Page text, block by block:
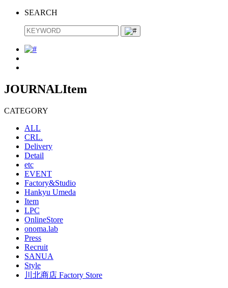
SEARCH
JOURNALItem
CATEGORY
ALL
CRL.
Delivery
Detail
etc
EVENT
Factory&Studio
Hankyu Umeda
Item
LPC
OnlineStore
onoma.lab
Press
Recruit
SANUA
Style
川北商店 Factory Store